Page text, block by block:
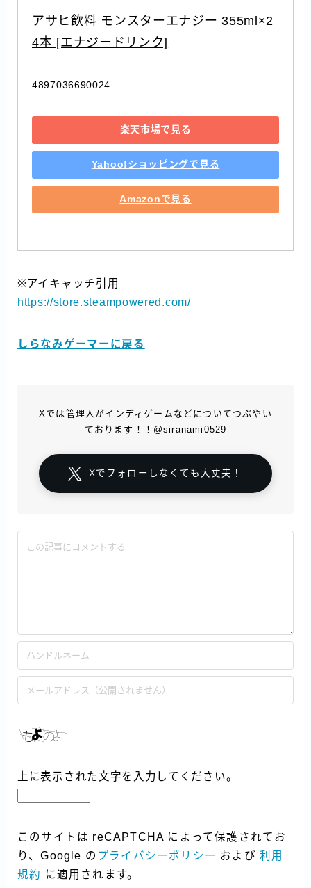
アサヒ飲料 モンスターエナジー 355ml×2
4本 [エナジードリンク]
4897036690024
楽天市場で見る
Yahoo!ショッピングで見る
Amazonで見る
※アイキャッチ引用
https://store.steampowered.com/
しらなみゲーマーに戻る
Xでは管理人がインディゲームなどについてつぶやい
ております！！@siranami0529
Xでフォローしなくても大丈夫！
上に表示された文字を入力してください。
このサイトは reCAPTCHA によって保護されてお
り、Google の プライバシーポリシー および利用
規約 に適用されます。